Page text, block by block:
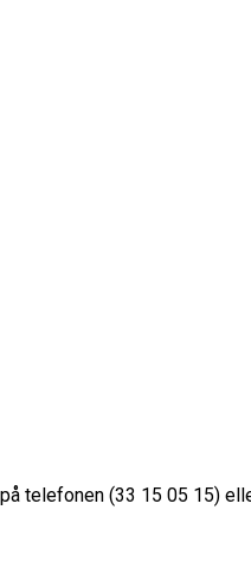
telefonen (33 15 05 15)